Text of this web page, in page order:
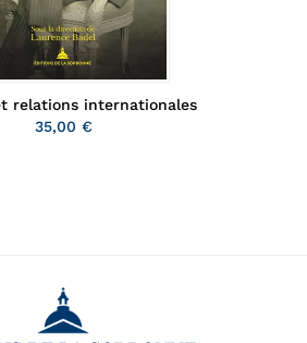
relations internationales
35,00 €